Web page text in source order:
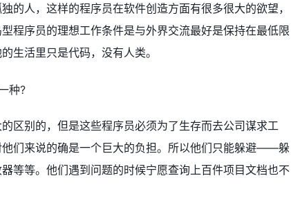
的人，这样的程序员在软件创造方面有很多很大的欲望，
程序员的理想工作条件是与外界交流最好是保持在最低限
生活里只是代码，没有人类。
区别的，但是这些程序员必须为了生存而去公司谋求工
们来说的确是一个巨大的负担。所以他们只能躲避——躲
等等。他们遇到问题的时候宁愿查询上百件项目文档也不